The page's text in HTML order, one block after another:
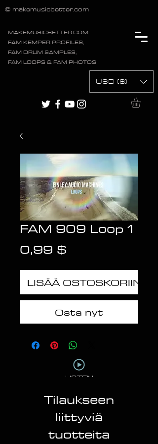
MAKEMUSICBETTER.COM
FAM KEMPER PROFILES,
FAM DRUM SAMPLES,
FAM LOOPS & FAM PHOTOS
© makemusicbetter.com
USD ($)
FAM 909 Loop 1
0,99 $
LISÄÄ OSTOSKORIIN
Osta nyt
LISTEN
Tilaukseen
liittyviä
tuotteita